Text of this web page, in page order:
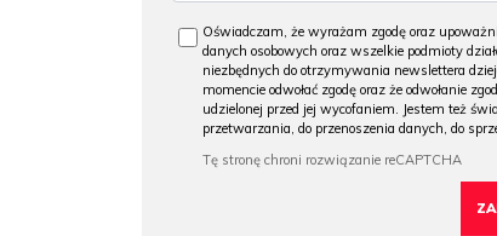
Oświadczam, że wyrażam zgodę oraz
danych osobowych oraz wszelkie podmioty
niezbędnych do otrzymywania newslettera
momencie odwołać zgodę oraz że odwołanie
udzielonej przed jej wycofaniem. Jestem też
przetwarzania, do przenoszenia danych, do